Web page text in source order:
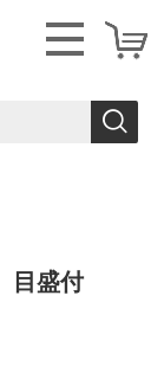
目盛付